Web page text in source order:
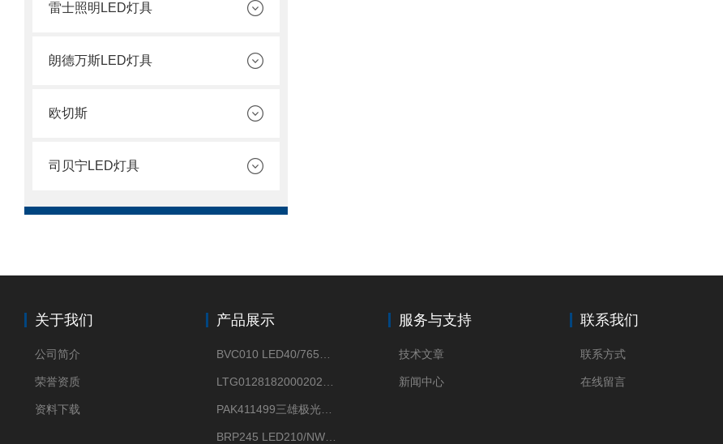
雷士照明LED灯具
朗德万斯LED灯具
欧切斯
司贝宁LED灯具
关于我们
公司简介
荣誉资质
资料下载
产品展示 服务与支持
技术文章
新闻中心
联系我们
联系方式
在线留言